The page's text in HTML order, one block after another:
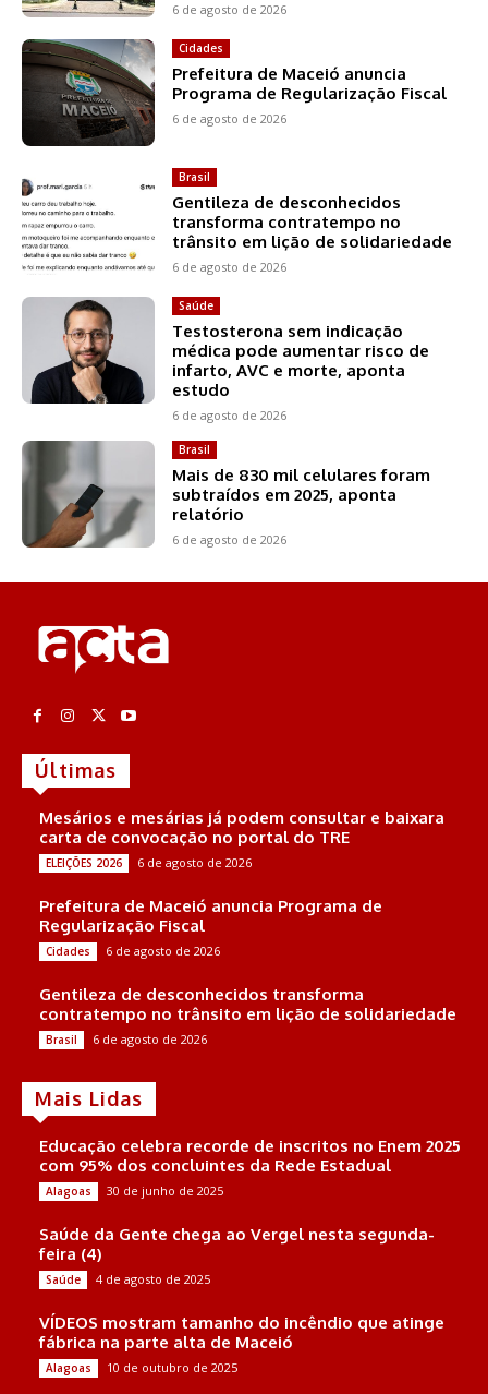
6 de agosto de 2026
Cidades
Prefeitura de Maceió anuncia
Programa de Regularização Fiscal
6 de agosto de 2026
Brasil
Gentileza de desconhecidos
transforma contratempo no
trânsito em lição de solidariedade
6 de agosto de 2026
Saúde
Testosterona sem indicação
médica pode aumentar risco de
infarto, AVC e morte, aponta
estudo
6 de agosto de 2026
Brasil
Mais de 830 mil celulares foram
subtraídos em 2025, aponta
relatório
6 de agosto de 2026
Últimas
Mesários e mesárias já podem consultar e baixara
carta de convocação no portal do TRE
ELEIÇÕES 2026 6 de agosto de 2026
Prefeitura de Maceió anuncia Programa de
Regularização Fiscal
Cidades 6 de agosto de 2026
Gentileza de desconhecidos transforma
contratempo no trânsito em lição de solidariedade
Brasil 6 de agosto de 2026
Mais Lidas
Educação celebra recorde de inscritos no Enem 2025
com 95% dos concluintes da Rede Estadual
Alagoas 30 de junho de 2025
Saúde da Gente chega ao Vergel nesta segunda-
feira (4)
Saúde 4 de agosto de 2025
VÍDEOS mostram tamanho do incêndio que atinge
fábrica na parte alta de Maceió
Alagoas 10 de outubro de 2025